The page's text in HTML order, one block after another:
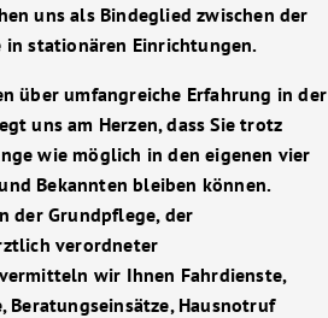
uns als Bindeglied zwischen der
in stationären Einrichtungen.
über umfangreiche Erfahrung in der
uns am Herzen, dass Sie trotz
wie möglich in den eigenen vier
Bekannten bleiben können.
der Grundpflege, der
verordneter
wir Ihnen Fahrdienste,
Beratungseinsätze, Hausnotruf